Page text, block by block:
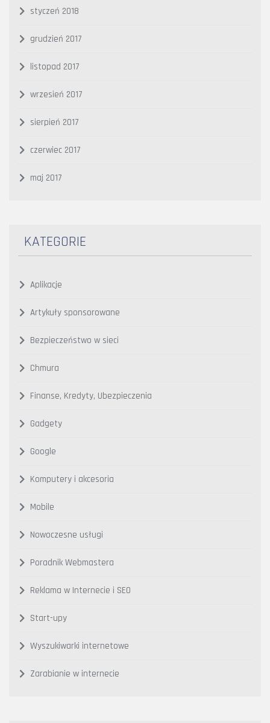
styczeń 2018
grudzień 2017
listopad 2017
wrzesień 2017
sierpień 2017
czerwiec 2017
maj 2017
KATEGORIE
Aplikacje
Artykuły sponsorowane
Bezpieczeństwo w sieci
Chmura
Finanse, Kredyty, Ubezpieczenia
Gadgety
Google
Komputery i akcesoria
Mobile
Nowoczesne usługi
Poradnik Webmastera
Reklama w Internecie i SEO
Start-upy
Wyszukiwarki internetowe
Zarabianie w internecie